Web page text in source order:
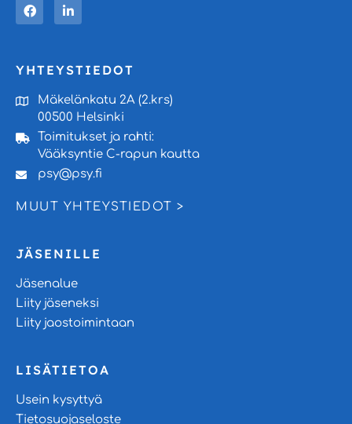
YHTEYSTIEDOT
Mäkelänkatu 2A (2.krs)
00500 Helsinki
Toimitukset ja rahti:
Vääksyntie C-rapun kautta
psy@psy.fi
MUUT YHTEYSTIEDOT >
JÄSENILLE
Jäsenalue
Liity jäseneksi
Liity jaostoimintaan
LISÄTIETOA
Usein kysyttyä
Tietosuojaseloste